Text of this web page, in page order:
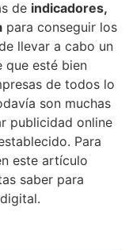
de indicadores,
para conseguir los
llevar a cabo un
que esté bien
de todos lo
son muchas
publicidad online
Para
este artículo
saber para